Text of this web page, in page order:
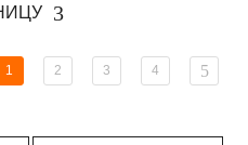
1 2 3 4